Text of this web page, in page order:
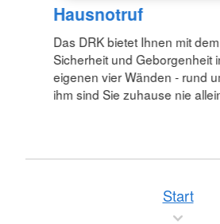
Hausnotruf
Das DRK bietet Ihnen mit
Sicherheit und Geborgenheit
eigenen vier Wänden - rund
ihm sind Sie zuhause nie
Start